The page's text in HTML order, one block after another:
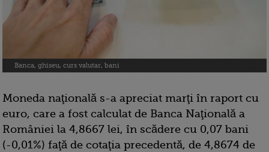
Banca, ghiseu, curs valutar, bani
Moneda naţională s-a apreciat marţi în raport cu
euro, care a fost calculat de Banca Naţională a
României la 4,8667 lei, în scădere cu 0,07 bani
(-0,01%) faţă de cotaţia precedentă, de 4,8674 de